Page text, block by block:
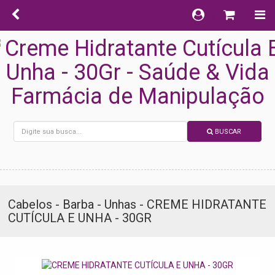
BUSCAR
Cabelos - Barba - Unhas - CREME HIDRATANTE
CUTÍCULA E UNHA - 30GR